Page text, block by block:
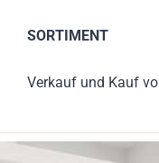
SORTIMENT
Verkauf und Kauf